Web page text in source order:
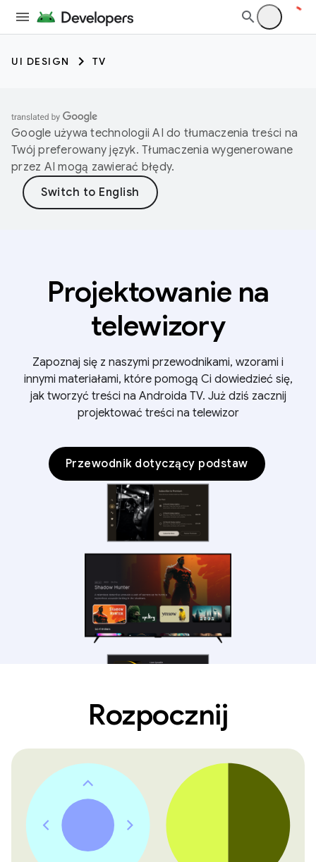
UI DESIGN TV
Google używa technologii AI do tłumaczenia treści na
Twój preferowany język. Tłumaczenia wygenerowane
przez AI mogą zawierać błędy.
Projektowanie na
telewizory
Zapoznaj się z naszymi przewodnikami, wzorami i
innymi materiałami, które pomogą Ci dowiedzieć się,
jak tworzyć treści na Androida TV. Już dziś zacznij
projektować treści na telewizor
Przewodnik dotyczący podstaw
Rozpocznij